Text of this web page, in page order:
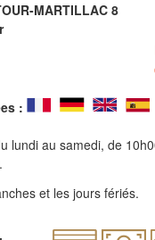
MARTILLAC 8
:
lundi au samedi, de
et les jours fériés.